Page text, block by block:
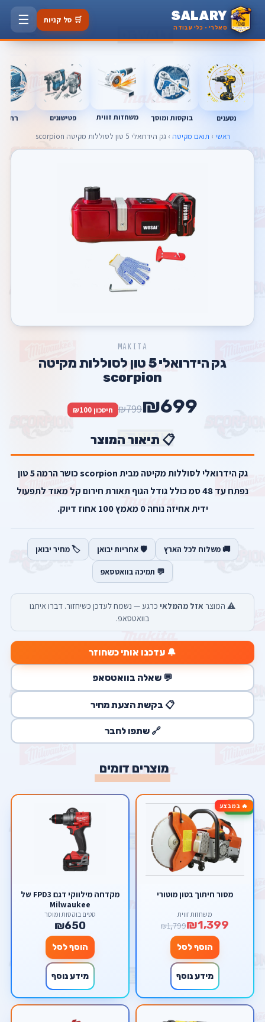
SALARY
סאלרי · כלי עבודה
🛒 סל קניות ☰
נטענים בוקסות ומוסך משחזות זווית פטישונים
ראשי › תואם מקיטה › גק הידרואלי 5 טון לסוללות מקיטה scorpion
MAKITA
גק הידרואלי 5 טון לסוללות מקיטה
scorpion
₪699
₪799 חיסכון ₪100
📋 תיאור המוצר
גק הידרואלי לסוללות מקיטה מבית scorpion כושר הרמה 5 טון
נפתח עד 48 סמ כולל גודל הגוף תאורת חירום קל מאוד לתפעול
ידית אחיזה נוחה 0 מאמץ 100 אחוז דיוק.
🚚 משלוח לכל הארץ 🛡️ אחריות יבואן 🏷️ מחיר יבואן
💬 תמיכה בוואטסאפ
⚠️ המוצר אזל מהמלאי כרגע — נשמח לעדכן כשיחזור. דברו איתנו
בוואטסאפ.
🔔 עדכנו אותי כשחוזר
💬 שאלה בוואטסאפ
📋 בקשת הצעת מחיר
🔗 שתפו לחבר
מוצרים דומים
🔥 במבצע-22%
מסור חיתוך בטון מוטורי
משחזות זווית
₪1,399
₪1,799
הוסף לסל
מידע נוסף
מקדחה מילווקי דגם FPD3 של
Milwaukee
סטים בוקסות ומוסך
₪650
הוסף לסל
מידע נוסף